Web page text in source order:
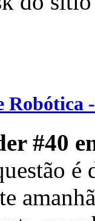
Robótica
#40
é